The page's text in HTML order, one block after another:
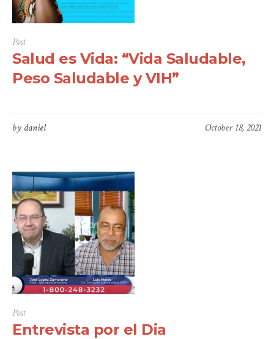
Post
Salud es Vida: “Vida Saludable,
Peso Saludable y VIH”
October 18, 2021
by daniel
Post
Entrevista por el Dia